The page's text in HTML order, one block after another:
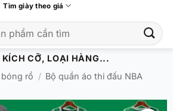
Tìm giày theo giá
KÍCH CỠ, LOẠI HÀNG...
rổ / Bộ quần áo thi đấu NBA